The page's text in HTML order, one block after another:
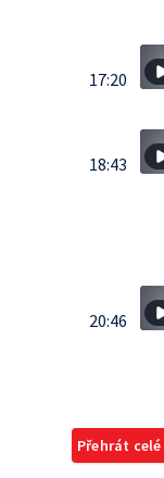
17:20
18:43
20:46
Přehrát